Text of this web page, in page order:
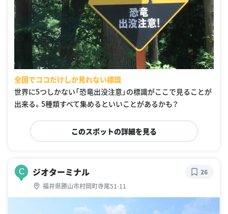
全国でココだけしか見れない標識
世界に5つしかない「恐竜出没注意」の標識がここで見ることが
出来る。5種類すべて集めるといいことがあるかも？
このスポットの詳細を見る
C ジオターミナル
福井県勝山市村岡町寺尾51-11
26